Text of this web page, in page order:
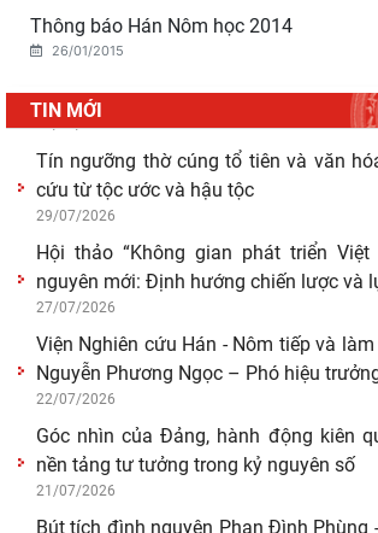
Thông báo Hán Nôm học 2014
26/01/2015
TIN MỚI
Giá trị truyền thống trong xây dựng và
thống thực thi quyền hành pháp ở Việt
Giá trị truyền thống trong xây dựng
thống thực thi quyền hành pháp ở Việt
29/07/2026
Tín ngưỡng thờ cúng tổ tiên và văn
cứu từ tộc ước và hậu tộc
29/07/2026
Hội thảo “Không gian phát triển Việt
nguyên mới: Định hướng chiến lược và
27/07/2026
Viện Nghiên cứu Hán - Nôm tiếp và làm
Nguyễn Phương Ngọc – Phó hiệu trưởng
22/07/2026
Góc nhìn của Đảng, hành động kiên
nền tảng tư tưởng trong kỷ nguyên số
21/07/2026